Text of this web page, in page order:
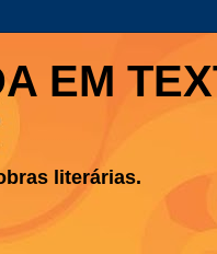
EM
literárias.